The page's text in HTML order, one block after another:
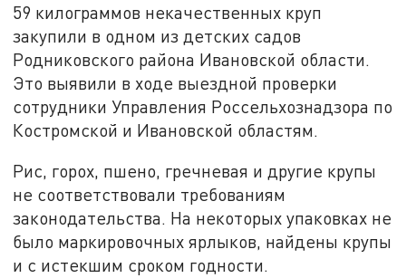
59 килограммов некачественных круп
закупили в одном из детских садов
Родниковского района Ивановской области.
Это выявили в ходе выездной проверки
сотрудники Управления Россельхознадзора по
Костромской и Ивановской областям.
Рис, горох, пшено, гречневая и другие крупы
не соответствовали требованиям
законодательства. На некоторых упаковках не
было маркировочных ярлыков, найдены крупы
и с истекшим сроком годности.